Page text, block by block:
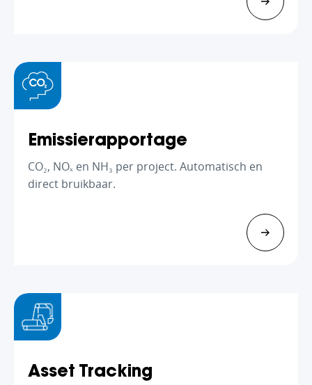
Emissierapportage
CO₂, NOₓ en NH₃ per project. Automatisch en
direct bruikbaar.
Asset Tracking